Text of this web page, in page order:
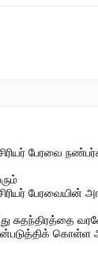
பேரவை
பேரவையின்
சுதந்திரத்தை
கொள்ள